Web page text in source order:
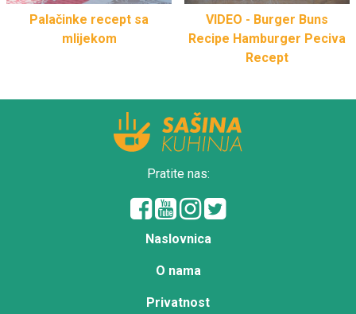
Palačinke recept sa
mlijekom
VIDEO - Burger Buns
Recipe Hamburger Peciva
Recept
Pratite nas:
Naslovnica
O nama
Privatnost